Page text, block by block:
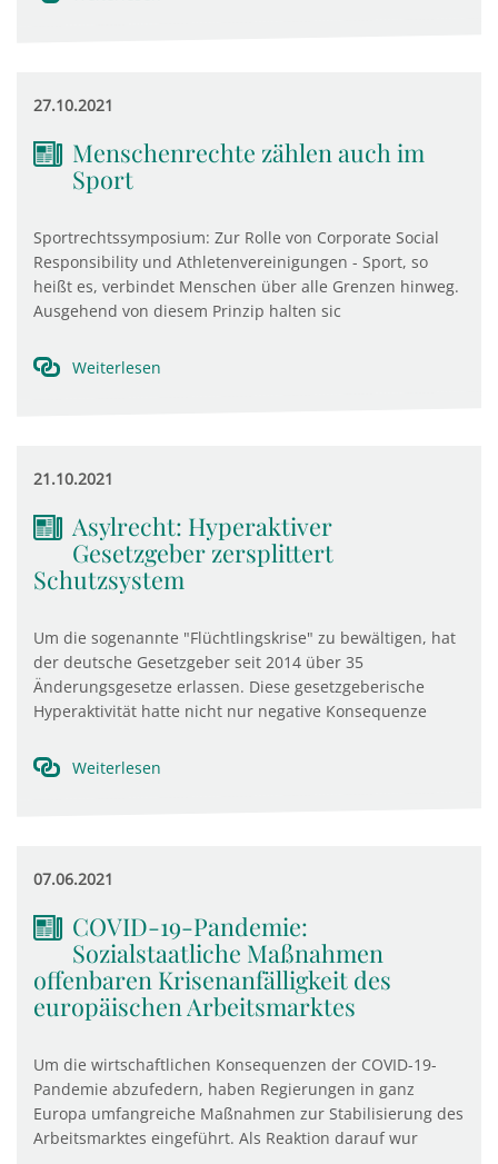
27.10.2021
Menschenrechte zählen auch im
Sport
Sportrechtssymposium: Zur Rolle von Corporate Social
Responsibility und Athletenvereinigungen - Sport, so
heißt es, verbindet Menschen über alle Grenzen hinweg.
Ausgehend von diesem Prinzip halten sic
Weiterlesen
21.10.2021
Asylrecht: Hyperaktiver
Gesetzgeber zersplittert
Schutzsystem
Um die sogenannte "Flüchtlingskrise" zu bewältigen, hat
der deutsche Gesetzgeber seit 2014 über 35
Änderungsgesetze erlassen. Diese gesetzgeberische
Hyperaktivität hatte nicht nur negative Konsequenze
Weiterlesen
07.06.2021
COVID-19-Pandemie:
Sozialstaatliche Maßnahmen
offenbaren Krisenanfälligkeit des
europäischen Arbeitsmarktes
Um die wirtschaftlichen Konsequenzen der COVID-19-
Pandemie abzufedern, haben Regierungen in ganz
Europa umfangreiche Maßnahmen zur Stabilisierung des
Arbeitsmarktes eingeführt. Als Reaktion darauf wur